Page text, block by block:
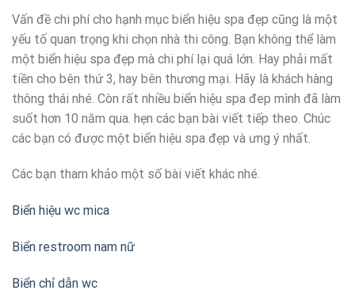
Vấn đề chi phí cho hạnh mục biển hiệu spa đẹp cũng là một
yếu tố quan trọng khi chọn nhà thi công. Bạn không thể làm
một biển hiệu spa đẹp mà chi phí lại quá lớn. Hay phải mất
tiền cho bên thứ 3, hay bên thương mại. Hãy là khách hàng
thông thái nhé. Còn rất nhiều biển hiệu spa đep mình đã làm
suốt hơn 10 năm qua. hẹn các bạn bài viết tiếp theo. Chúc
các bạn có được một biển hiệu spa đẹp và ưng ý nhất.
Các bạn tham khảo một số bài viết khác nhé.
Biển hiệu wc mica
Biển restroom nam nữ
Biển chỉ dẫn wc